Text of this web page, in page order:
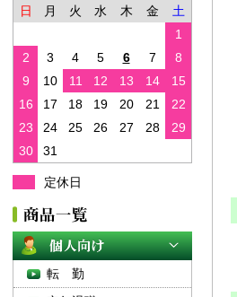
日
月 火 水 木 金
土
1
2
3 4 5 6 7
8
9
10 11 12 13 14
15
16
17 18 19 20 21
22
23
24 25 26 27 28
29
30
31
定休日
転 勤